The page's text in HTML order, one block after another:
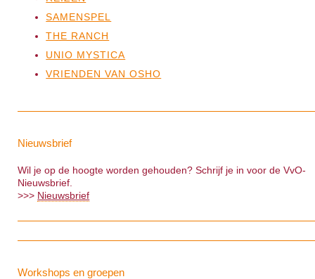
SAMENSPEL
THE RANCH
UNIO MYSTICA
VRIENDEN VAN OSHO
Nieuwsbrief
Wil je op de hoogte worden gehouden? Schrijf je in voor de VvO-
Nieuwsbrief.
>>> Nieuwsbrief
Workshops en groepen